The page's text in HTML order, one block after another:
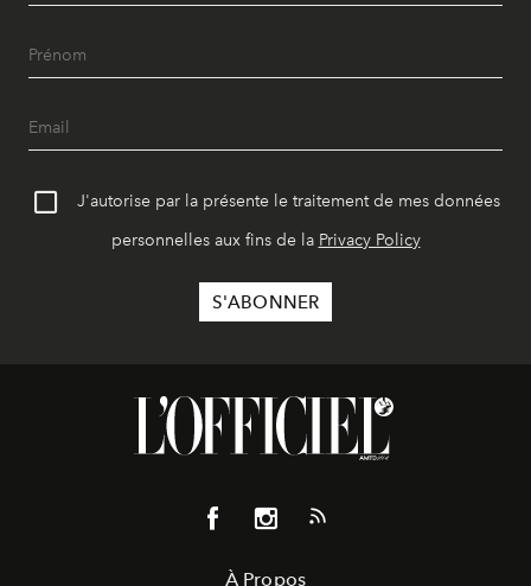
J'autorise par la présente le traitement de mes données
personnelles aux fins de la Privacy Policy
À Propos